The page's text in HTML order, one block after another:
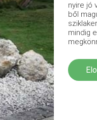
nyire jó
ből
mindig